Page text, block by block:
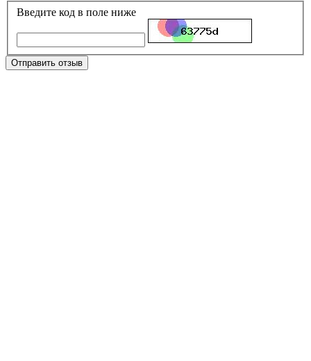
Введите код в поле ниже
Отправить отзыв